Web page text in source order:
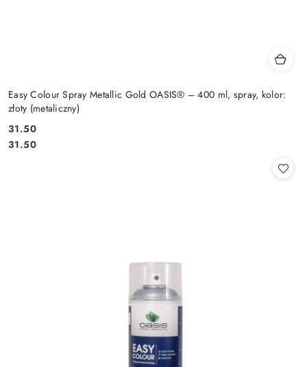
Easy Colour Spray Metallic Gold OASIS® – 400 ml, spray, kolor:
złoty (metaliczny)
Cena:
31.50
Cena:
31.50